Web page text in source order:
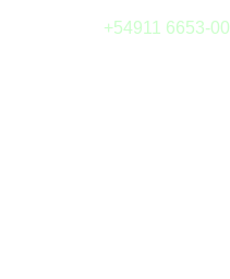
+54911 6653-